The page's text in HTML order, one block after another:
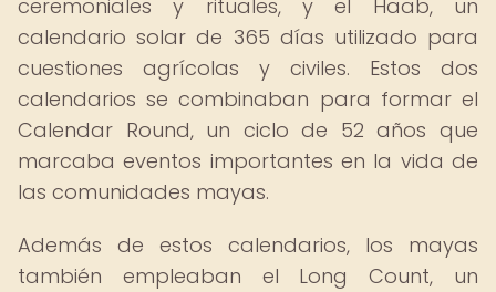
ceremoniales y rituales, y el Haab, un
calendario solar de 365 días utilizado para
cuestiones agrícolas y civiles. Estos dos
calendarios se combinaban para formar el
Calendar Round, un ciclo de 52 años que
marcaba eventos importantes en la vida de
las comunidades mayas.
Además de estos calendarios, los mayas
también empleaban el Long Count, un